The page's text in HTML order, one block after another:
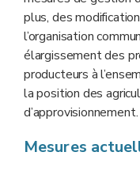
plus, des
l’organisation
élargissement des
producteurs à
la position des
d’approvisionnement.
Mesures